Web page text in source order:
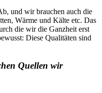
und wir brauchen auch die
Wärme und Kälte etc. Das
die wir die Ganzheit erst
Diese Qualitäten sind
Quellen wir